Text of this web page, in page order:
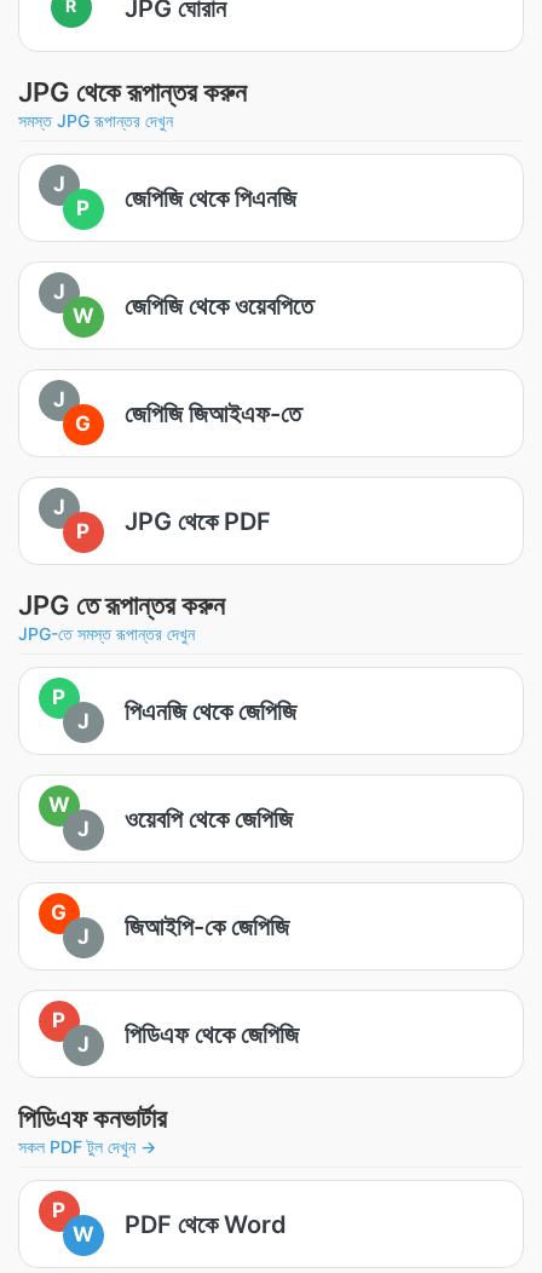
R JPG ঘোরান
JPG থেকে রূপান্তর করুন
সমস্ত JPG রূপান্তর দেখুন
J
P
জেপিজি থেকে পিএনজি
J
W
জেপিজি থেকে ওয়েবপিতে
J
G
জেপিজি জিআইএফ-তে
J
P
JPG থেকে PDF
JPG তে রূপান্তর করুন
JPG-তে সমস্ত রূপান্তর দেখুন
P
J
পিএনজি থেকে জেপিজি
W
J
ওয়েবপি থেকে জেপিজি
G
J
জিআইপি-কে জেপিজি
P
J
পিডিএফ থেকে জেপিজি
পিডিএফ কনভার্টার
সকল PDF টুল দেখুন →
P
W
PDF থেকে Word